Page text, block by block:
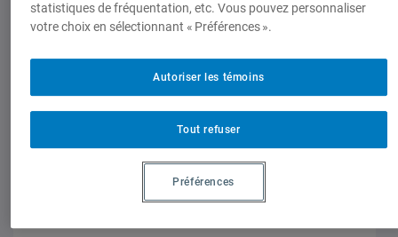
10 juillet 2007,Valérie Gilbert
Chronique 4 de Valérie Gilbert
statistiques de fréquentation, etc. Vous pouvez personnaliser
votre choix en sélectionnant « Préférences ».
Tout refuser
Autoriser les témoins
Préférences